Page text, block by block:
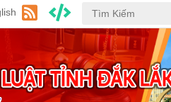
Quy định xử phạt
thông đường bộ
(13/11/2025)
Tài liệu hỏi đáp
tỉnh Đắk Lắk lần